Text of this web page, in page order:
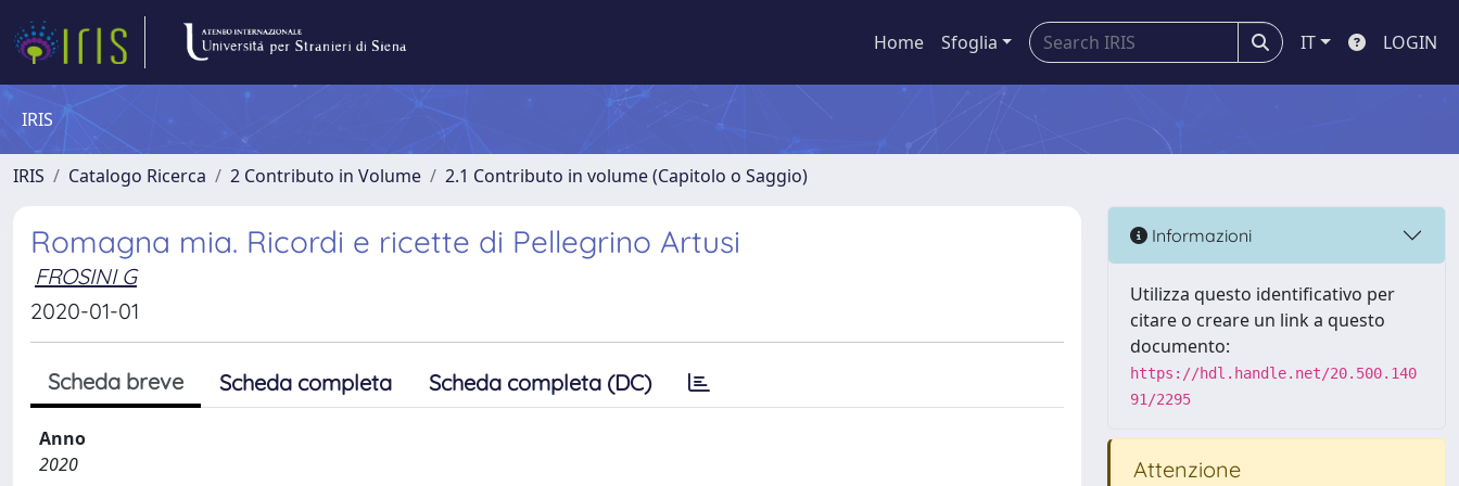
Home Sfoglia IT LOGIN
IRIS
IRIS Catalogo Ricerca 2 Contributo in Volume 2.1 Contributo in volume (Capitolo o Saggio)
Romagna mia. Ricordi e ricette di Pellegrino Artusi
FROSINI G
2020-01-01
Scheda breve Scheda completa Scheda completa (DC)
Anno
2020
Informazioni
Utilizza questo identificativo per
citare o creare un link a questo
documento:
https://hdl.handle.net/20.500.140
91/2295
Attenzione